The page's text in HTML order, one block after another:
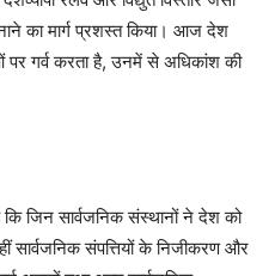
का मार्ग प्रशस्त किया। आज देश
गर्व करता है, उनमें से अधिकांश की
जिन सार्वजनिक संस्थानों ने देश को
सार्वजनिक संपत्तियों के निजीकरण और